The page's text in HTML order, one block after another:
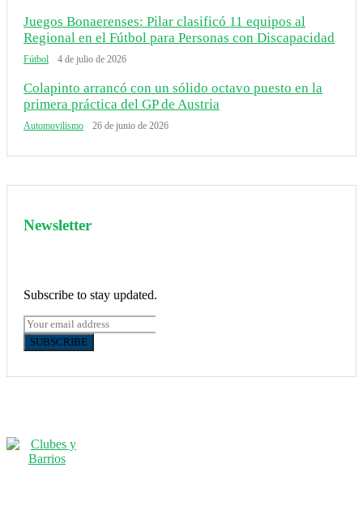
Juegos Bonaerenses: Pilar clasificó 11 equipos al
Regional en el Fútbol para Personas con Discapacidad
Fútbol 4 de julio de 2026
Colapinto arrancó con un sólido octavo puesto en la
primera práctica del GP de Austria
Automovilismo 26 de junio de 2026
Newsletter
Subscribe to stay updated.
SUBSCRIBE